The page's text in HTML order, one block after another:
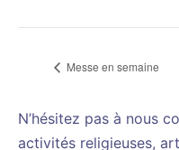
Messe en semaine
N’hésitez pas à nous
activités religieuses,